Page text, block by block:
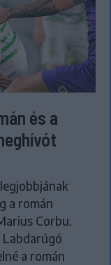
és a
a román
Corbu.
a román